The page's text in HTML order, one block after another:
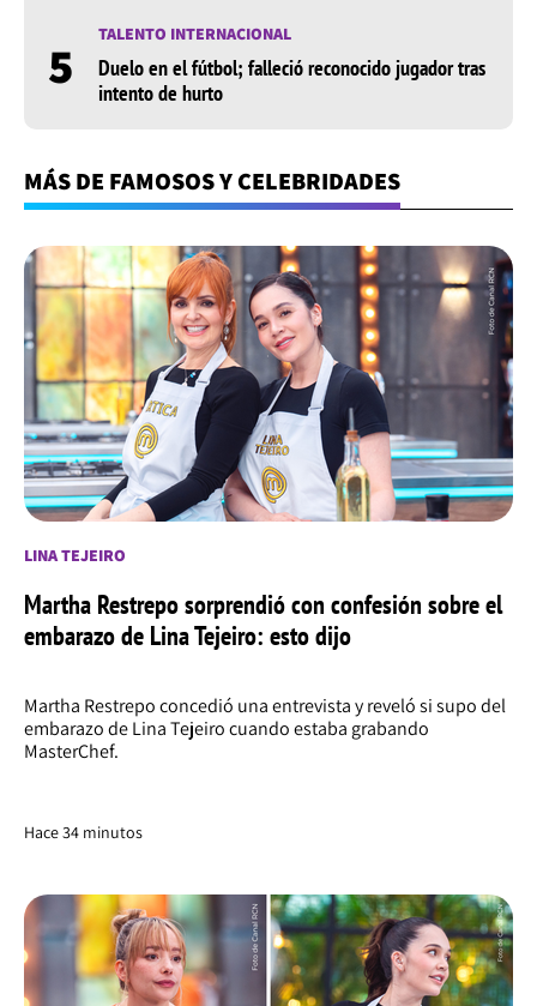
5 TALENTO INTERNACIONAL
Duelo en el fútbol; falleció reconocido jugador tras
intento de hurto
MÁS DE FAMOSOS Y CELEBRIDADES
LINA TEJEIRO
Martha Restrepo sorprendió con confesión sobre el
embarazo de Lina Tejeiro: esto dijo
Martha Restrepo concedió una entrevista y reveló si supo del
embarazo de Lina Tejeiro cuando estaba grabando
MasterChef.
Hace 34 minutos